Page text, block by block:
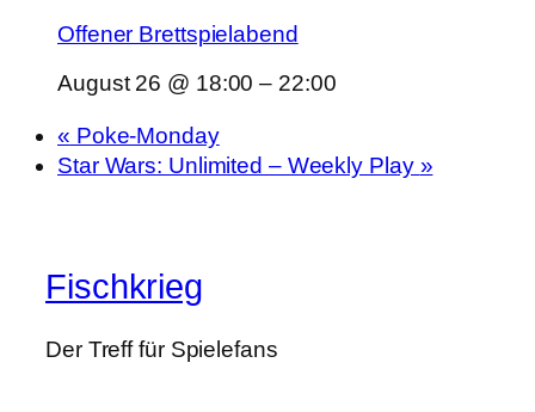
Offener Brettspielabend
August 26 @ 18:00 – 22:00
« Poke-Monday
Star Wars: Unlimited – Weekly Play »
Fischkrieg
Der Treff für Spielefans